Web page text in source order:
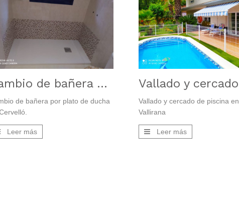
Cambio de bañera por plato de ducha en Cervelló
de bañera por plato de ducha
Leer más
Vallado y cercado de piscina en
Vallirana
Leer más